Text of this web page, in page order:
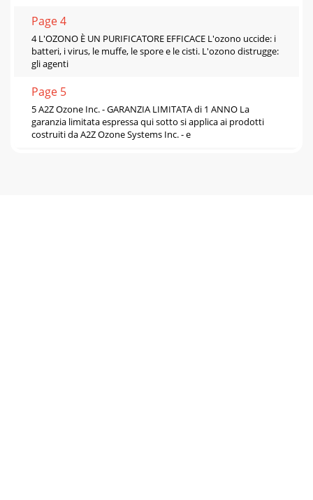
Page 4
4 L'OZONO È UN PURIFICATORE EFFICACE L'ozono uccide: i
batteri, i virus, le muffe, le spore e le cisti. L'ozono distrugge:
gli agenti
Page 5
5 A2Z Ozone Inc. - GARANZIA LIMITATA di 1 ANNO La
garanzia limitata espressa qui sotto si applica ai prodotti
costruiti da A2Z Ozone Systems Inc. - e